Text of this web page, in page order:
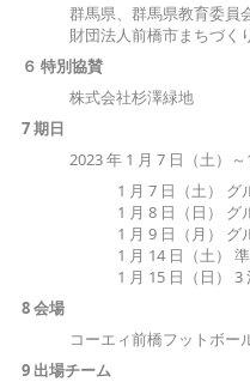
群馬県、群馬県教育委員
財団法人前橋市まちづく
６ 特別協賛
株式会社杉澤緑地
7 期日
2023 年 1 月 7 日（土）～
1 月 7 日（土） グ
1 月 8 日（日） グ
1 月 9 日（月） グ
1 月 14 日（土）
1 月 15 日（日） 3
8 会場
コーエィ前橋フットボー
9 出場チーム